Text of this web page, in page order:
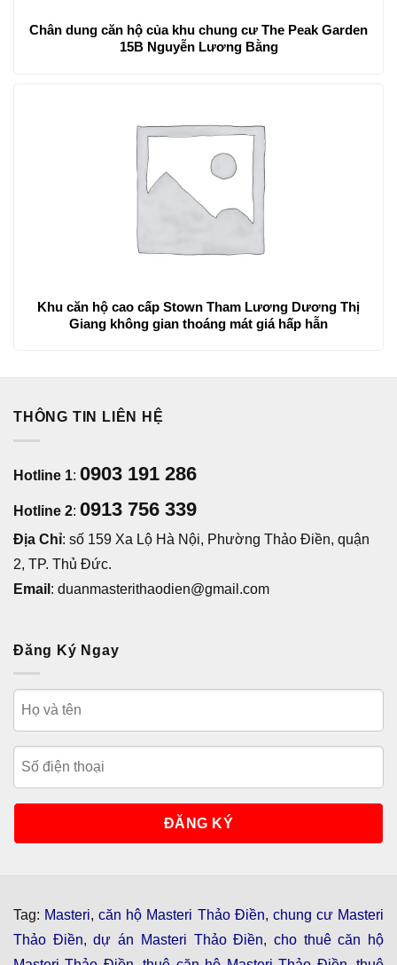
Chân dung căn hộ của khu chung cư The Peak Garden
15B Nguyễn Lương Bằng
Khu căn hộ cao cấp Stown Tham Lương Dương Thị
Giang không gian thoáng mát giá hấp hẫn
THÔNG TIN LIÊN HỆ
Hotline 1: 0903 191 286
Hotline 2: 0913 756 339
Địa Chỉ: số 159 Xa Lộ Hà Nội, Phường Thảo Điền, quận
2, TP. Thủ Đức.
Email : duanmasterithaodien@gmail.com
Đăng Ký Ngay
Tag: Masteri,căn hộ Masteri Thảo Điền, chung cư Masteri
Thảo Điền,dự án Masteri Thảo Điền, cho thuê căn hộ